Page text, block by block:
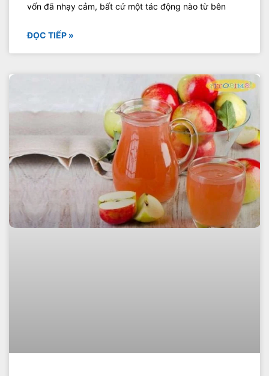
vốn đã nhạy cảm, bất cứ một tác động nào từ bên
ĐỌC TIẾP »